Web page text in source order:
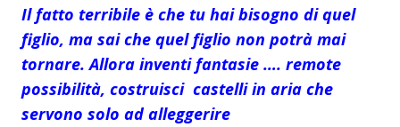
Il fatto terribile è che tu hai bisogno di quel
figlio, ma sai che quel figlio non potrà mai
tornare. Allora inventi fantasie …. remote
possibilità, costruisci castelli in aria che
servono solo ad alleggerire